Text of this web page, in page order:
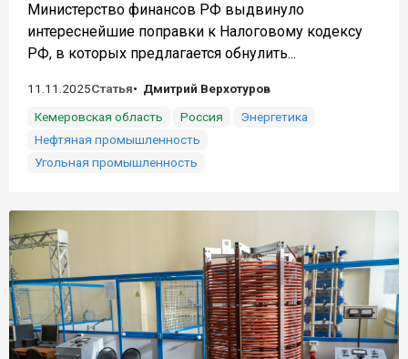
Министерство финансов РФ выдвинуло
интереснейшие поправки к Налоговому кодексу
РФ, в которых предлагается обнулить...
11.11.2025Статья
Дмитрий Верхотуров
Кемеровская область
Россия
Энергетика
Нефтяная промышленность
Угольная промышленность